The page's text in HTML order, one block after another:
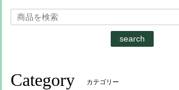
search
Category カテゴリー